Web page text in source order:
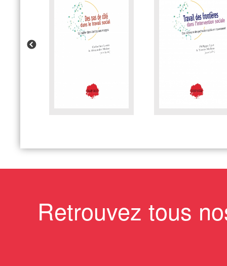
Retrouvez tous